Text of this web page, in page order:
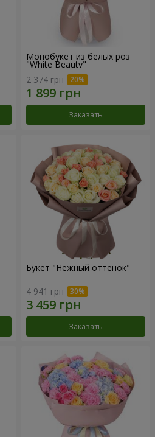
Монобукет из белых роз
"White Beauty"
2 374 грн
Заказать
Букет "Нежный оттенок"
4 941 грн
Заказать